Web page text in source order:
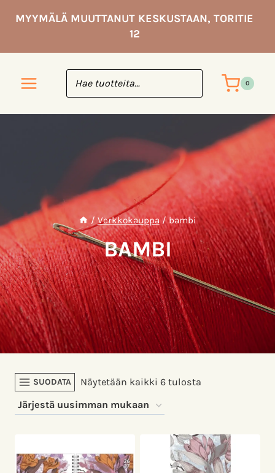
sisältöön
MYYMÄLÄ MUUTTANUT KESKUSTAAN, TORITIE
12
0
/ Verkkokauppa / bambi
BAMBI
SUODATA Näytetään kaikki 6 tulosta